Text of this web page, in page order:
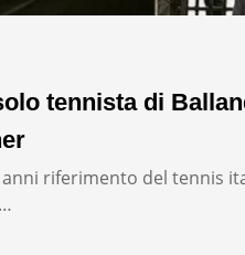
tennista di
anni riferimento del tennis